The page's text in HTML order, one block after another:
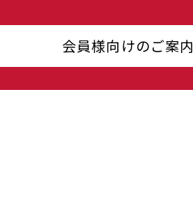
会員様向けのご案内